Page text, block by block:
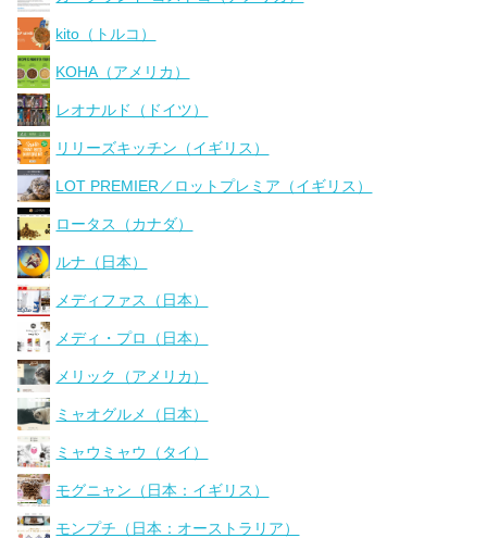
kito（トルコ）
KOHA（アメリカ）
レオナルド（ドイツ）
リリーズキッチン（イギリス）
LOT PREMIER／ロットプレミア（イギリス）
ロータス（カナダ）
ルナ（日本）
メディファス（日本）
メディ・プロ（日本）
メリック（アメリカ）
ミャオグルメ（日本）
ミャウミャウ（タイ）
モグニャン（日本：イギリス）
モンプチ（日本：オーストラリア）